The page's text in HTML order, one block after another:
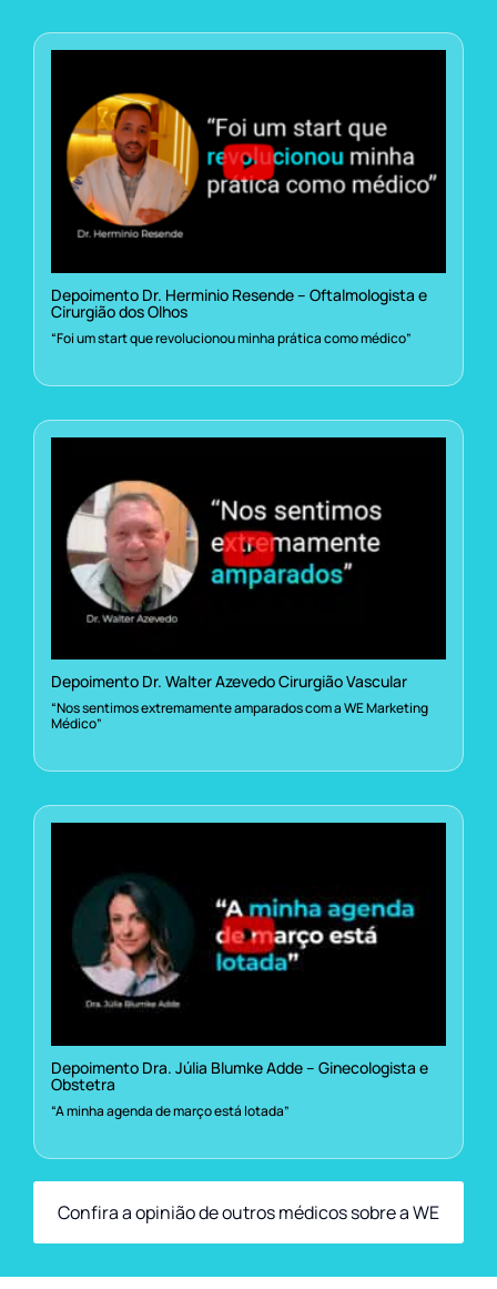
Depoimento Dr. Herminio Resende – Oftalmologista e
Cirurgião dos Olhos
“Foi um start que revolucionou minha prática como médico”
Depoimento Dr. Walter Azevedo Cirurgião Vascular
“Nos sentimos extremamente amparados com a WE Marketing
Médico”
Depoimento Dra. Júlia Blumke Adde – Ginecologista e
Obstetra
“A minha agenda de março está lotada”
Confira a opinião de outros médicos sobre a WE